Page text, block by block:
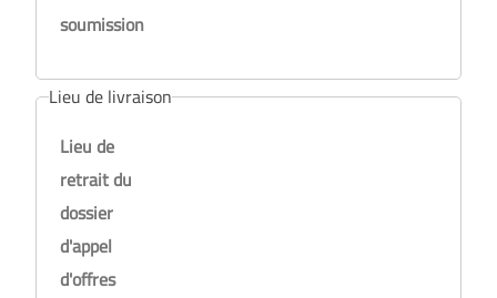
soumission
Lieu de livraison
Lieu de
retrait du
dossier
d'appel
d'offres